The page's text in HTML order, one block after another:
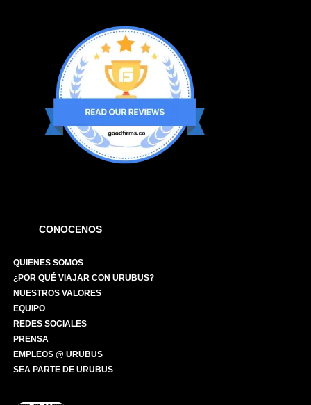
CONOCENOS
QUIENES SOMOS
¿POR QUÉ VIAJAR CON URUBUS?
NUESTROS VALORES
EQUIPO
REDES SOCIALES
PRENSA
EMPLEOS @ URUBUS
SEA PARTE DE URUBUS